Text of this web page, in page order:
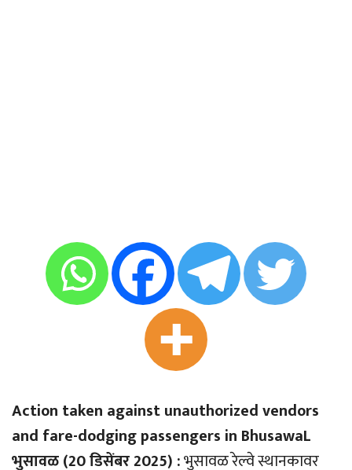
Action taken against unauthorized vendors
and fare-dodging passengers in BhusawaL
भुसावळ (20 डिसेंबर 2025) :भुसावळ रेल्वे स्थानकावर